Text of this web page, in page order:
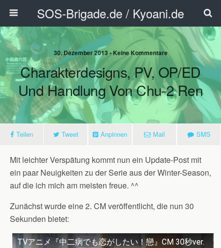
SOS-Brigade.de / Kyoani.de
30. Dezember 2013 • Keine Kommentare
Charakterdesigns, PV, OP/ED
Und Handlung Von Chu-2 Ren
Teilen Tweet Anpinnen Mail SMS
Mit leichter Verspätung kommt nun ein Update-Post mit
ein paar Neuigkeiten zu der Serie aus der Winter-Season,
auf die ich mich am meisten freue. ^^
Zunächst wurde eine 2. CM veröffentlicht, die nun 30
Sekunden bietet:
TVアニメ『中二病でも恋がしたい！戀』CM 30秒ver.